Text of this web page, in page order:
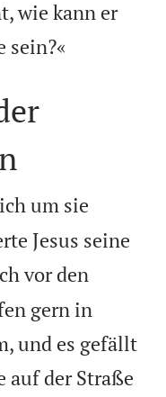
wie kann er
sein?«
um sie
Jesus seine
vor den
gern in
und es gefällt
auf der Straße